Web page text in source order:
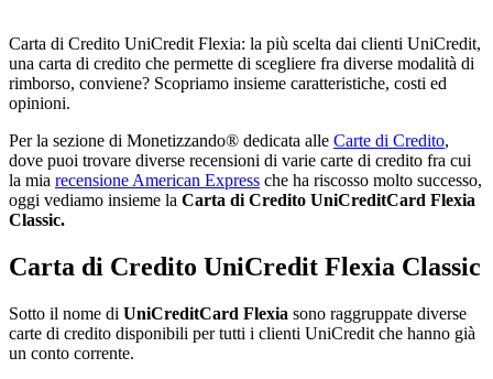
Carta di Credito UniCredit Flexia: la più scelta dai clienti UniCredit,
una carta di credito che permette di scegliere fra diverse modalità di
rimborso, conviene? Scopriamo insieme caratteristiche, costi ed
opinioni.
Per la sezione di Monetizzando® dedicata alle Carte di Credito,
dove puoi trovare diverse recensioni di varie carte di credito fra cui
la mia recensione American Express che ha riscosso molto successo,
oggi vediamo insieme la Carta di Credito UniCreditCard Flexia
Classic.
Carta di Credito UniCredit Flexia Classic
Sotto il nome di UniCreditCard Flexia sono raggruppate diverse
carte di credito disponibili per tutti i clienti UniCredit che hanno già
un conto corrente.